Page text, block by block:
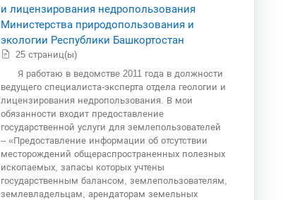
и лицензирования недропользования
Министерства природопользования и
экологии Республики Башкортостан
25 страниц(ы)
Я работаю в ведомстве 2011 года в должности
ведущего специалиста-эксперта отдела геологии и
лицензирования недропользования. В мои
обязанности входит предоставление
государственной услуги для землепользователей
– «Предоставление информации об отсутствии
месторождений общераспространенных полезных
ископаемых, запасы которых учтены
государственным балансом, землепользователям,
землевладельцам, арендаторам земельных